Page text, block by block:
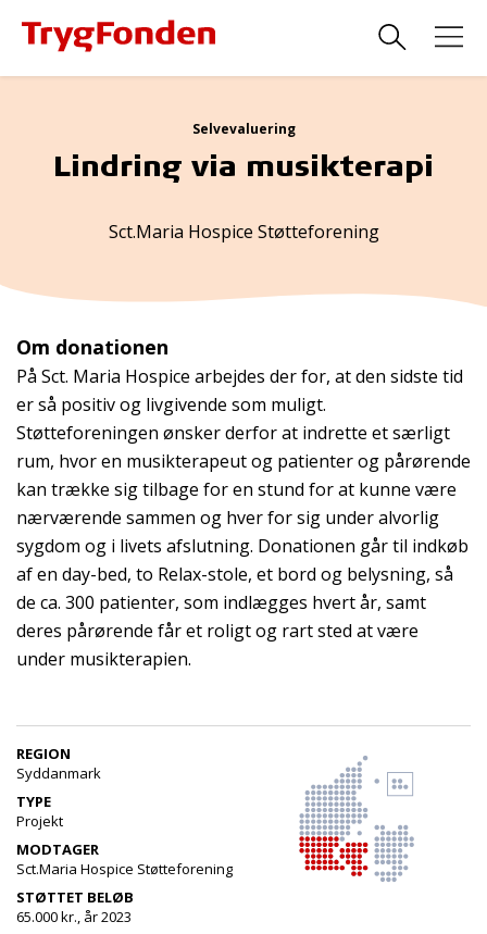
Selvevaluering
Lindring via musikterapi
Sct.Maria Hospice Støtteforening
Om donationen
På Sct. Maria Hospice arbejdes der for, at den sidste tid
er så positiv og livgivende som muligt.
Støtteforeningen ønsker derfor at indrette et særligt
rum, hvor en musikterapeut og patienter og pårørende
kan trække sig tilbage for en stund for at kunne være
nærværende sammen og hver for sig under alvorlig
sygdom og i livets afslutning. Donationen går til indkøb
af en day-bed, to Relax-stole, et bord og belysning, så
de ca. 300 patienter, som indlægges hvert år, samt
deres pårørende får et roligt og rart sted at være
under musikterapien.
REGION
Syddanmark
TYPE
Projekt
MODTAGER
Sct.Maria Hospice Støtteforening
STØTTET BELØB
65.000 kr., år 2023